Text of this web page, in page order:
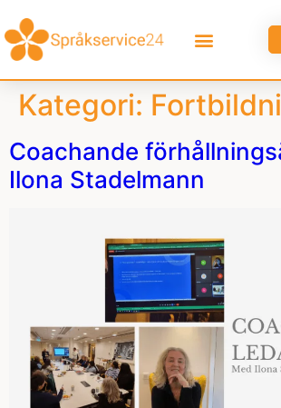
Kategori:
Coachande
Ilona Stadelmann